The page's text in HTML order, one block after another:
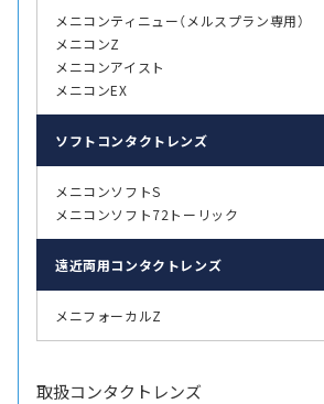
メニコンティニュー（メルスプラン専用）
メニコンZ
メニコンアイスト
メニコンEX
ソフト コンタクトレンズ
メニコンソフトS
メニコンソフト72トーリック
遠近両用コンタクトレンズ
メニフォーカルZ
取扱コンタクトレンズ